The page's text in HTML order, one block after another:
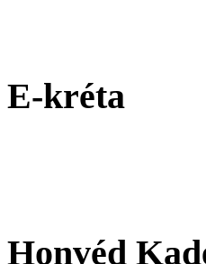
E-kréta
Honvéd